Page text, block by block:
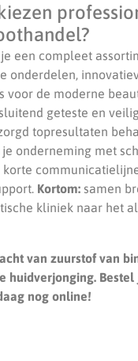
een compleet
onderdelen,
voor de moderne
geteste en
topresultaten
onderneming met
korte
Kortom: samen
kliniek naar het
van zuurstof van
huidverjonging. Bestel
nog online!